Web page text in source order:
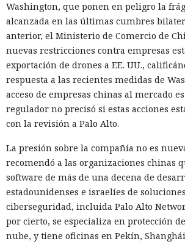
Washington, que ponen en peligro la
alcanzada en las últimas cumbres
anterior, el Ministerio de Comercio de
nuevas restricciones contra empresas
exportación de drones a EE. UU.,
respuesta a las recientes medidas de
acceso de empresas chinas al mercado
regulador no precisó si estas acciones
con la revisión a Palo Alto.
La presión sobre la compañía no es
recomendó a las organizaciones chinas
software de más de una decena de
estadounidenses e israelíes de
ciberseguridad, incluida Palo Alto
por cierto, se especializa en protección
nube, y tiene oficinas en Pekín,